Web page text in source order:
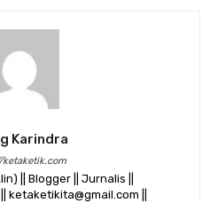
Karindra
|| Blogger || Jurnalis ||
ketaketikita@gmail.com ||